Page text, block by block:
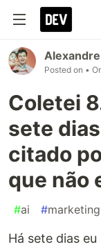
Posted on •
Coletei
sete
citado
que não
#ai #marketing
Há sete dias